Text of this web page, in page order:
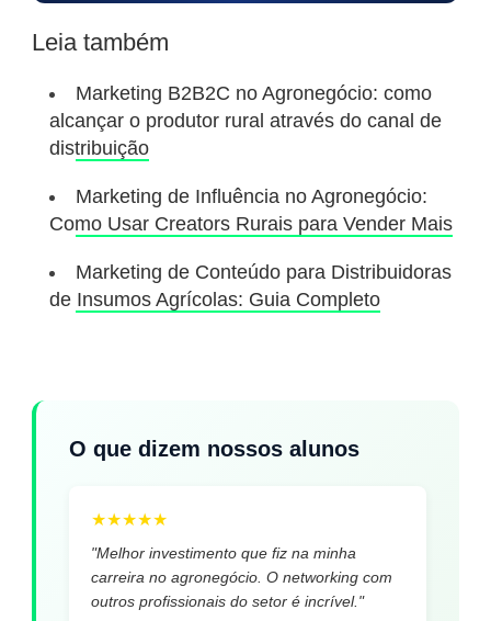
Leia também
Marketing B2B2C no Agronegócio: como
alcançar o produtor rural através do canal de
distribuição
Marketing de Influência no Agronegócio:
Como Usar Creators Rurais para Vender Mais
Marketing de Conteúdo para Distribuidoras
de Insumos Agrícolas: Guia Completo
O que dizem nossos alunos
★★★★★
"Melhor investimento que fiz na minha
carreira no agronegócio. O networking com
outros profissionais do setor é incrível."